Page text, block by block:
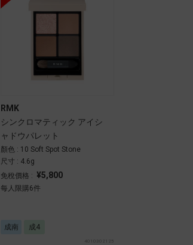
RMK
シンクロマティック アイシ
ャドウパレット
顏色 : 10 Soft Spot Stone
尺寸 : 4.6g
免稅價格 : ¥5,800
每人限購6件
成南 成4
4010302125